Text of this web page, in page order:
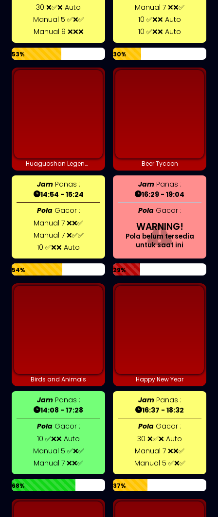
30 ❌✅❌ Auto
Manual 5 ✅❌✅
Manual 9 ❌❌❌
53%
Manual 7 ❌❌✅
10 ✅❌❌ Auto
10 ✅❌❌ Auto
30%
Huaguoshan Legends
JamPanas :
14:54 - 15:24
PolaGacor :
Manual 7 ❌❌✅
Manual 7 ❌✅✅
10 ✅❌❌ Auto
54%
Beer Tycoon
JamPanas :
16:29 - 19:04
PolaGacor :
WARNING!
Pola belum tersedia
untuk saat ini
29%
Birds and Animals
JamPanas :
14:08 - 17:28
PolaGacor :
10 ✅❌❌ Auto
Manual 5 ✅❌✅
Manual 7 ❌❌✅
68%
Happy New Year
JamPanas :
16:37 - 18:32
PolaGacor :
30 ❌✅❌ Auto
Manual 7 ❌❌✅
Manual 5 ✅❌✅
37%